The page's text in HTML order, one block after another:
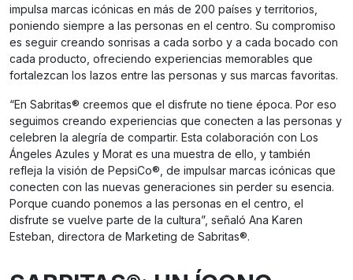
impulsa marcas icónicas en más de 200 países y territorios,
poniendo siempre a las personas en el centro. Su compromiso
es seguir creando sonrisas a cada sorbo y a cada bocado con
cada producto, ofreciendo experiencias memorables que
fortalezcan los lazos entre las personas y sus marcas favoritas.
“En Sabritas® creemos que el disfrute no tiene época. Por eso
seguimos creando experiencias que conecten a las personas y
celebren la alegría de compartir. Esta colaboración con Los
Ángeles Azules y Morat es una muestra de ello, y también
refleja la visión de PepsiCo®, de impulsar marcas icónicas que
conecten con las nuevas generaciones sin perder su esencia.
Porque cuando ponemos a las personas en el centro, el
disfrute se vuelve parte de la cultura”, señaló Ana Karen
Esteban, directora de Marketing de Sabritas®.